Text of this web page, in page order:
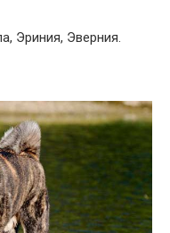
Эриния, Эверния.